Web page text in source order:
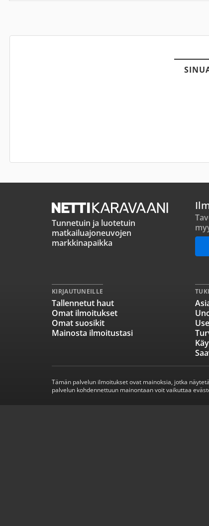
Tunnetuin ja luotetuin
matkailuajoneuvojen
markkinapaikka
KIRJAUTUNEILLE
Tallennetut haut
Omat ilmoitukset
Omat suosikit
Mainosta ilmoitustasi
TUKI
Tämän palvelun ilmoitukset ovat mainoksia, jotka
palvelun kohdennettuun mainontaan voit vaikuttaa